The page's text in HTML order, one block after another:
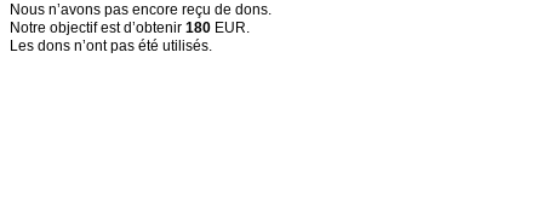
Nous n’avons pas encore reçu de dons.
Notre objectif est d’obtenir 180 EUR.
Les dons n’ont pas été utilisés.